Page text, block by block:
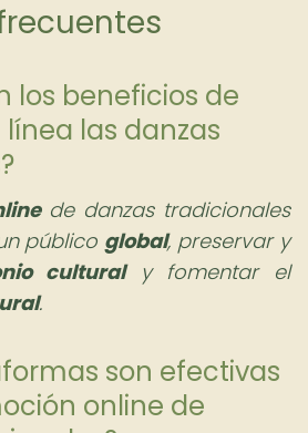
los beneficios de
las danzas
de danzas tradicionales
público global, preservar y
culturaly fomentar el
.
son efectivas
online de